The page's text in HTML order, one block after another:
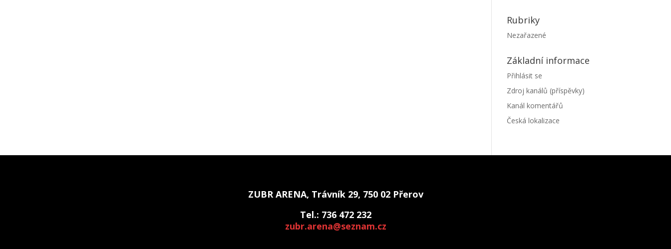
Rubriky
Nezařazené
Základní informace
Přihlásit se
Zdroj kanálů (příspěvky)
Kanál komentářů
Česká lokalizace
ZUBR ARENA, Trávník 29, 750 02 Přerov
Tel.: 736 472 232
zubr.arena@seznam.cz